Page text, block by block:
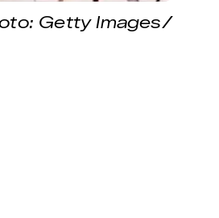
Getty Images/